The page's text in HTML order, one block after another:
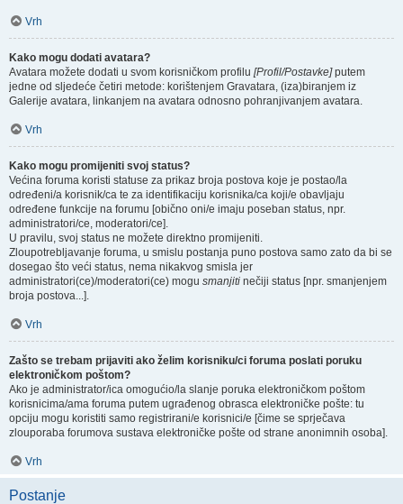
Vrh
Kako mogu dodati avatara?
Avatara možete dodati u svom korisničkom profilu [Profil/Postavke]putem
jedne od sljedeće četiri metode: korištenjem Gravatara, (iza)biranjem iz
Galerije avatara, linkanjem na avatara odnosno pohranjivanjem avatara.
Vrh
Kako mogu promijeniti svoj status?
Većina foruma koristi statuse za prikaz broja postova koje je postao/la
određeni/a korisnik/ca te za identifikaciju korisnika/ca koji/e obavljaju
određene funkcije na forumu [obično oni/e imaju poseban status, npr.
administratori/ce, moderatori/ce].
U pravilu, svoj status ne možete direktno promijeniti.
Zloupotrebljavanje foruma, u smislu postanja puno postova samo zato da bi se
dosegao što veći status, nema nikakvog smisla jer
administratori(ce)/moderatori(ce) mogu smanjiti nečiji status [npr. smanjenjem
broja postova...].
Vrh
Zašto se trebam prijaviti ako želim korisniku/ci foruma poslati poruku
elektroničkom poštom?
Ako je administrator/ica omogućio/la slanje poruka elektroničkom poštom
korisnicima/ama foruma putem ugrađenog obrasca elektroničke pošte: tu
opciju mogu koristiti samo registrirani/e korisnici/e [čime se sprječava
zlouporaba forumova sustava elektroničke pošte od strane anonimnih osoba].
Vrh
Postanje